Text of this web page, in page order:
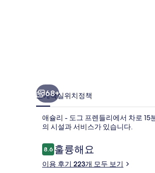
러
리
68+
소개객실위치정책
애슐리 - 도그 프렌들리에서 차로 15
의 시설과 서비스가 있습니다.
이
용
후
8.610점 만점 중 8.6점.
훌륭해요
이용 후기 223개 모두 보기